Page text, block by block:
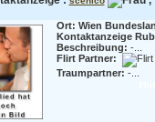
Ort: Wien
Kontaktanzeige
Beschreibung: -...
Flirt Partner:
Traumpartner: -...